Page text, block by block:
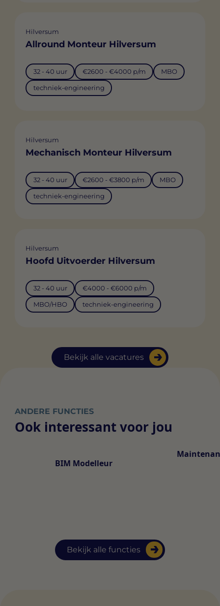
Bekijk alle vacatures
Hilversum
Allround Monteur Hilversum
32 - 40 uur €2600 - €4000 p/m MBO
techniek-engineering
Hilversum
Mechanisch Monteur Hilversum
32 - 40 uur €2600 - €3800 p/m MBO
techniek-engineering
Hilversum
Hoofd Uitvoerder Hilversum
32 - 40 uur €4000 - €6000 p/m
MBO/HBO techniek-engineering
ANDERE FUNCTIES
Ook interessant voor jou
Bekijk alle functies
BIM Modelleur